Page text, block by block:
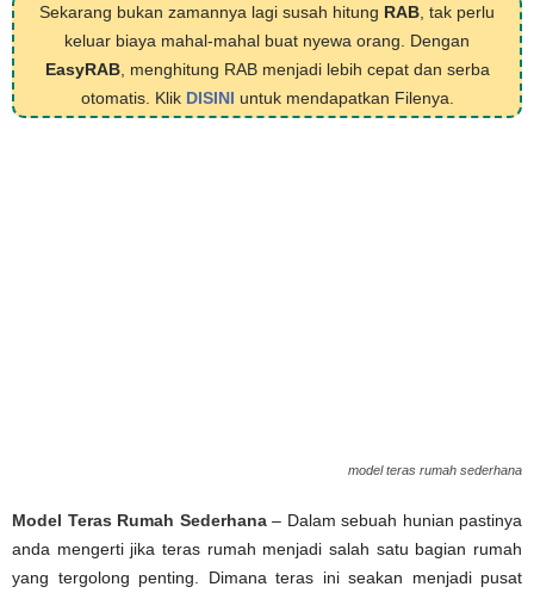
Sekarang bukan zamannya lagi susah hitung RAB , tak perlu
keluar biaya mahal-mahal buat nyewa orang. Dengan
EasyRAB, menghitung RAB menjadi lebih cepat dan serba
otomatis. Klik DISINI untuk mendapatkan Filenya.
model teras rumah sederhana
Model Teras Rumah Sederhana– Dalam sebuah hunian pastinya
anda mengerti jika teras rumah menjadi salah satu bagian rumah
yang tergolong penting. Dimana teras ini seakan menjadi pusat